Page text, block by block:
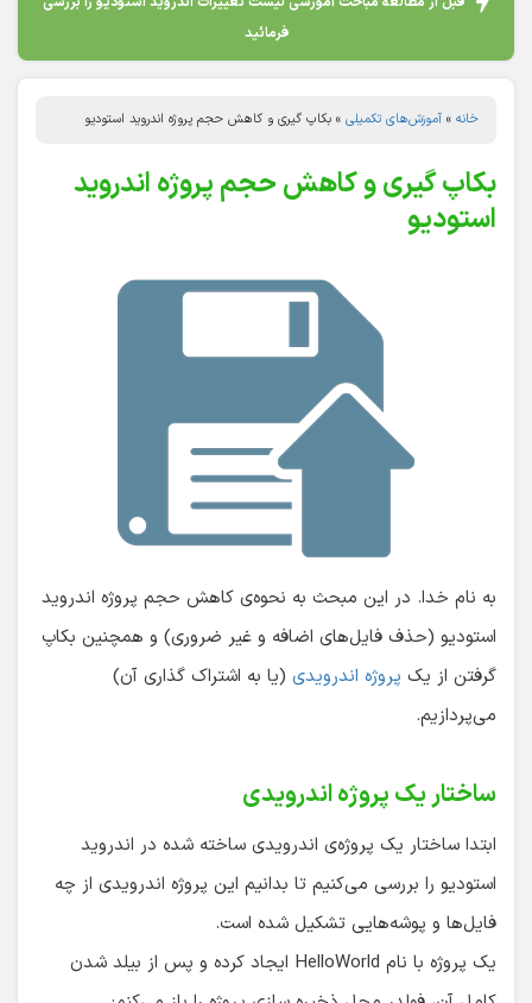
فرمائید
خانه » آموزش‌های تکمیلی » بکاپ گیری و کاهش حجم پروژه اندروید استودیو
بکاپ گیری و کاهش حجم پروژه اندروید
استودیو
به نام خدا. در این مبحث به نحوه‌ی کاهش حجم پروژه اندروید
استودیو (حذف فایل‌های اضافه و غیر ضروری) و همچنین بکاپ
گرفتن از یک پروژه‌ اندرویدی (یا به اشتراک گذاری آن)
می‌پردازیم.
ساختار یک پروژه اندرویدی
ابتدا ساختار یک پروژه‌‌ی اندرویدی ساخته شده در اندروید
استودیو را بررسی می‌کنیم تا بدانیم این پروژه اندرویدی از چه
فایل‌ها و پوشه‌هایی تشکیل شده است.
یک پروژه با نام HelloWorld ایجاد کرده و پس از بیلد شدن